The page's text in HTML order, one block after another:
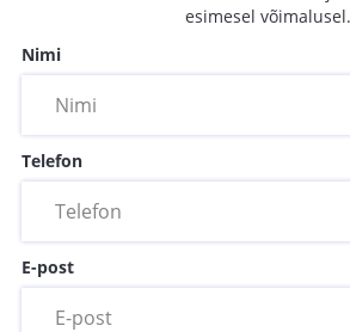
esimesel võimalusel.
Nimi
Telefon
E-post